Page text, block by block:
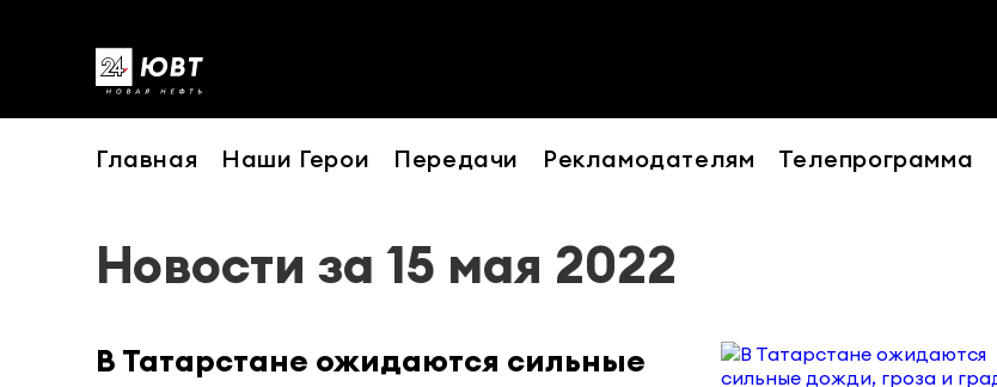
Главная Наши Герои Передачи Рекламодателям Телепрограмма
Новости за 15 мая 2022
В Татарстане ожидаются сильные